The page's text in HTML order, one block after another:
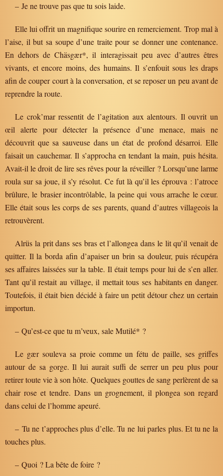
– Je ne trouve pas que tu sois laide.
Elle lui offrit un magnifique sourire en remerciement. Trop mal à
l’aise, il but sa soupe d’une traite pour se donner une contenance.
En dehors de Chäsgær*, il interagissait peu avec d’autres êtres
vivants, et encore moins, des humains. Il s’enfouit sous les draps
afin de couper court à la conversation, et se reposer un peu avant de
reprendre la route.
Le crok’mar ressentit de l’agitation aux alentours. Il ouvrit un
œil alerte pour détecter la présence d’une menace, mais ne
découvrit que sa sauveuse dans un état de profond désarroi. Elle
faisait un cauchemar. Il s’approcha en tendant la main, puis hésita.
Avait-il le droit de lire ses rêves pour la réveiller ? Lorsqu’une larme
roula sur sa joue, il s’y résolut. Ce fut là qu’il les éprouva : l’atroce
brûlure, le brasier incontrôlable, la peine qui vous arrache le cœur.
Elle était sous les corps de ses parents, quand d’autres villageois la
retrouvèrent.
Alrüs la prit dans ses bras et l’allongea dans le lit qu’il venait de
quitter. Il la borda afin d’apaiser un brin sa douleur, puis récupéra
ses affaires laissées sur la table. Il était temps pour lui de s’en aller.
Tant qu’il restait au village, il mettait tous ses habitants en danger.
Toutefois, il était bien décidé à faire un petit détour chez un certain
importun.
– Qu’est-ce que tu m’veux, sale Mutilé* ?
Le gær souleva sa proie comme un fétu de paille, ses griffes
autour de sa gorge. Il lui aurait suffi de serrer un peu plus pour
retirer toute vie à son hôte. Quelques gouttes de sang perlèrent de sa
chair rose et tendre. Dans un grognement, il plongea son regard
dans celui de l’homme apeuré.
– Tu ne t’approches plus d’elle. Tu ne lui parles plus. Et tu ne la
touches plus.
– Quoi ? La bête de foire ?